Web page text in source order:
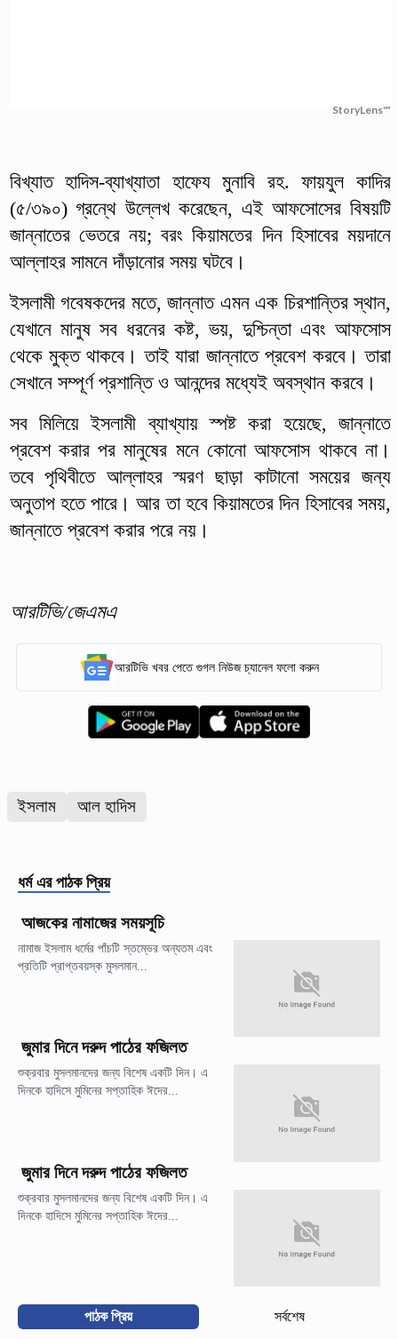
StoryLens™
বিখ্যাত হাদিস-ব্যাখ্যাতা হাফেয মুনাবি রহ. ফায়যুল কাদির
(৫/৩৯০) গ্রন্থে উল্লেখ করেছেন, এই আফসোসের বিষয়টি
জান্নাতের ভেতরে নয়; বরং কিয়ামতের দিন হিসাবের ময়দানে
আল্লাহর সামনে দাঁড়ানোর সময় ঘটবে।
ইসলামী গবেষকদের মতে, জান্নাত এমন এক চিরশান্তির স্থান,
যেখানে মানুষ সব ধরনের কষ্ট, ভয়, দুশ্চিন্তা এবং আফসোস
থেকে মুক্ত থাকবে। তাই যারা জান্নাতে প্রবেশ করবে। তারা
সেখানে সম্পূর্ণ প্রশান্তি ও আনন্দের মধ্যেই অবস্থান করবে।
সব মিলিয়ে ইসলামী ব্যাখ্যায় স্পষ্ট করা হয়েছে, জান্নাতে
প্রবেশ করার পর মানুষের মনে কোনো আফসোস থাকবে না।
তবে পৃথিবীতে আল্লাহর স্মরণ ছাড়া কাটানো সময়ের জন্য
অনুতাপ হতে পারে। আর তা হবে কিয়ামতের দিন হিসাবের সময়,
জান্নাতে প্রবেশ করার পরে নয়।
আরটিভি/জেএমএ
আরটিভি খবর পেতে গুগল নিউজ চ্যানেল ফলো করুন
ইসলাম আল হাদিস
ধর্ম এর পাঠক প্রিয়
আজকের নামাজের সময়সূচি
নামাজ ইসলাম ধর্মের পাঁচটি স্তম্ভের অন্যতম এবং
প্রতিটি প্রাপ্তবয়স্ক মুসলমান...
জুমার দিনে দরুদ পাঠের ফজিলত
শুক্রবার মুসলমানদের জন্য বিশেষ একটি দিন। এ
দিনকে হাদিসে মুমিনের সপ্তাহিক ঈদের...
জুমার দিনে দরুদ পাঠের ফজিলত
শুক্রবার মুসলমানদের জন্য বিশেষ একটি দিন। এ
দিনকে হাদিসে মুমিনের সপ্তাহিক ঈদের...
পাঠক প্রিয় সর্বশেষ